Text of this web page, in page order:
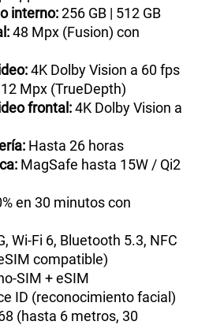
interno:256 GB | 512 GB
48 Mpx (Fusion) con
4K Dolby Vision a 60 fps
12 Mpx (TrueDepth)
frontal:4K Dolby Vision a
Hasta 26 horas
MagSafe hasta 15W / Qi2
en 30 minutos con
Wi-Fi 6, Bluetooth 5.3, NFC
compatible)
SIM + eSIM
ID (reconocimiento facial)
(hasta 6 metros, 30